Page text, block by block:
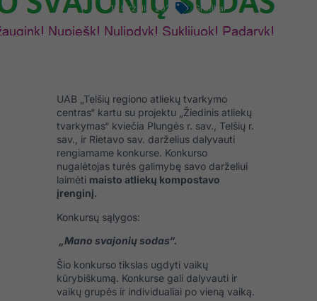
12 birželio, 2023 Grafikai
UAB „Telšių regiono atliekų tvarkymo
centras“ kartu su projektu „Žiedinis atliekų
tvarkymas“ kviečia Plungės r. sav., Telšių r.
sav., ir Rietavo sav. darželius dalyvauti
rengiamame konkurse. Konkurso
nugalėtojas turės galimybę savo darželiui
laimėti maisto atliekų kompostavo
įrenginį.
Konkursų sąlygos:
„Mano svajonių sodas“.
Šio konkurso tikslas ugdyti vaikų
kūrybiškumą. Konkurse gali dalyvauti ir
vaikų grupės ir individualiai po vieną vaiką.